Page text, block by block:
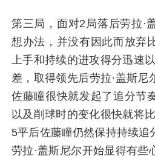
第三局，面对2局落后劳拉·
想办法，并没有因此而放弃
上手和持续的进攻得分迅速
差，取得领先后劳拉·盖斯尼
佐藤瞳很快就发起了追分节
以及削球时的变化很快就将
5平后佐藤瞳仍然保持持续追
劳拉·盖斯尼尔开始显得有些